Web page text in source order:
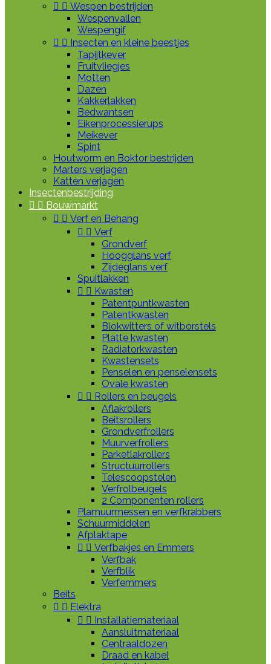
  Wespen bestrijden
Wespenvallen
Wespengif
  Insecten en kleine beestjes
Tapijtkever
Fruitvliegjes
Motten
Dazen
Kakkerlakken
Bedwantsen
Eikenprocessierups
Meikever
Spint
Houtworm en Boktor bestrijden
Marters verjagen
Katten verjagen
Insectenbestrijding
  Bouwmarkt
  Verf en Behang
  Verf
Grondverf
Hoogglans verf
Zijdeglans verf
Spuitlakken
  Kwasten
Patentpuntkwasten
Patentkwasten
Blokwitters of witborstels
Platte kwasten
Radiatorkwasten
Kwastensets
Penselen en penselensets
Ovale kwasten
  Rollers en beugels
Aflakrollers
Beitsrollers
Grondverfrollers
Muurverfrollers
Parketlakrollers
Structuurrollers
Telescoopstelen
Verfrolbeugels
2 Componenten rollers
Plamuurmessen en verfkrabbers
Schuurmiddelen
Afplaktape
  Verfbakjes en Emmers
Verfbak
Verfblik
Verfemmers
Beits
  Elektra
  Installatiemateriaal
Aansluitmateriaal
Centraaldozen
Draad en kabel